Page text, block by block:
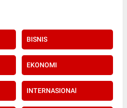
BISNIS
EKONOMI
INTERNASIONAl